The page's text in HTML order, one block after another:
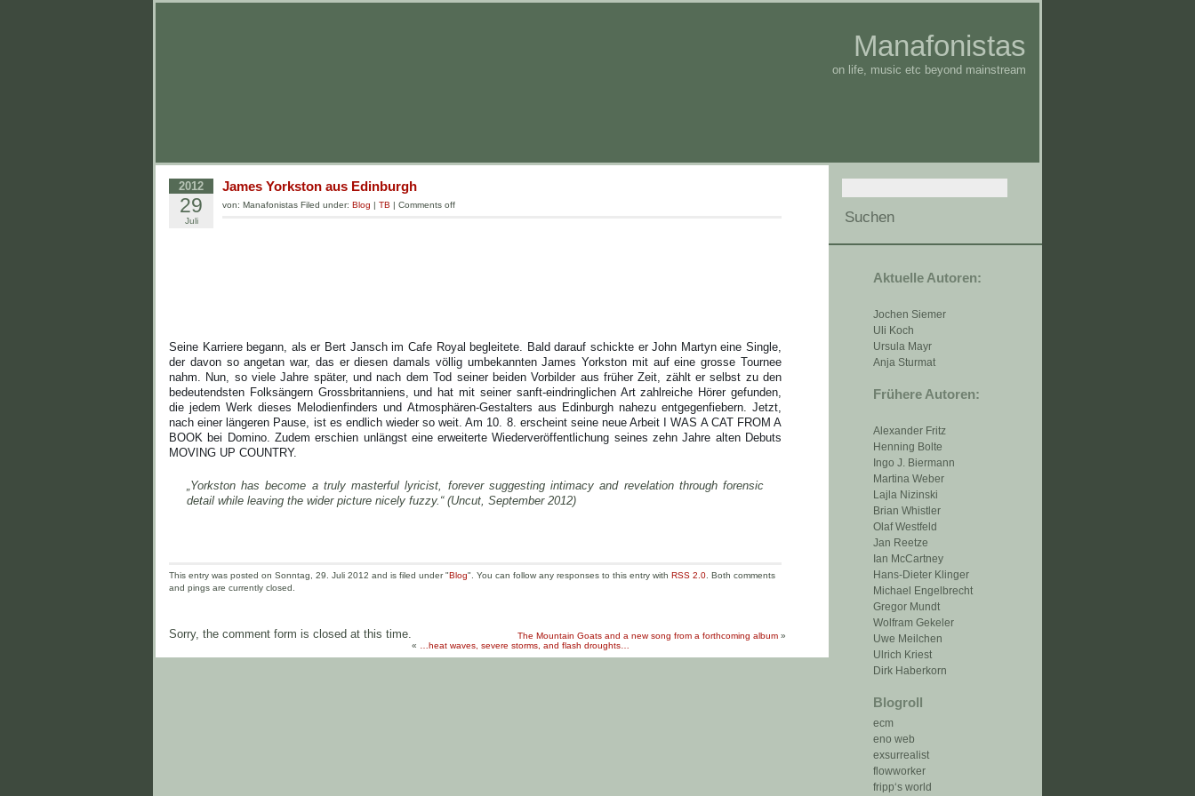
Manafonistas
on life, music etc beyond mainstream
Aktuelle Autoren:
Jochen Siemer
Uli Koch
Ursula Mayr
Anja Sturmat
Frühere Autoren:
Alexander Fritz
Henning Bolte
Ingo J. Biermann
Martina Weber
Lajla Nizinski
Brian Whistler
Olaf Westfeld
Jan Reetze
Ian McCartney
Hans-Dieter Klinger
Michael Engelbrecht
Gregor Mundt
Wolfram Gekeler
Uwe Meilchen
Ulrich Kriest
Dirk Haberkorn
Blogroll
ecm
eno web
exsurrealist
flowworker
fripp‘s world
2012
29
Juli
James Yorkston aus Edinburgh
von: Manafonistas Filed under: Blog | TB | Comments off
Seine Karriere begann, als er Bert Jansch im Cafe Royal begleitete. Bald darauf schickte er John Martyn eine Single,
der davon so angetan war, das er diesen damals völlig umbekannten James Yorkston mit auf eine grosse Tournee
nahm. Nun, so viele Jahre später, und nach dem Tod seiner beiden Vorbilder aus früher Zeit, zählt er selbst zu den
bedeutendsten Folksängern Grossbritanniens, und hat mit seiner sanft-eindringlichen Art zahlreiche Hörer gefunden,
die jedem Werk dieses Melodienfinders und Atmosphären-Gestalters aus Edinburgh nahezu entgegenfiebern. Jetzt,
nach einer längeren Pause, ist es endlich wieder so weit. Am 10. 8. erscheint seine neue Arbeit I WAS A CAT FROM A
BOOK bei Domino. Zudem erschien unlängst eine erweiterte Wiederveröffentlichung seines zehn Jahre alten Debuts
MOVING UP COUNTRY.
„Yorkston has become a truly masterful lyricist, forever suggesting intimacy and revelation through forensic
detail while leaving the wider picture nicely fuzzy.“ (Uncut, September 2012)
This entry was posted on Sonntag, 29. Juli 2012 and is filed under "Blog". You can follow any responses to this entry with RSS 2.0. Both comments
and pings are currently closed.
Sorry, the comment form is closed at this time. The Mountain Goats and a new song from a forthcoming album »
«
…heat waves, severe storms, and flash droughts…